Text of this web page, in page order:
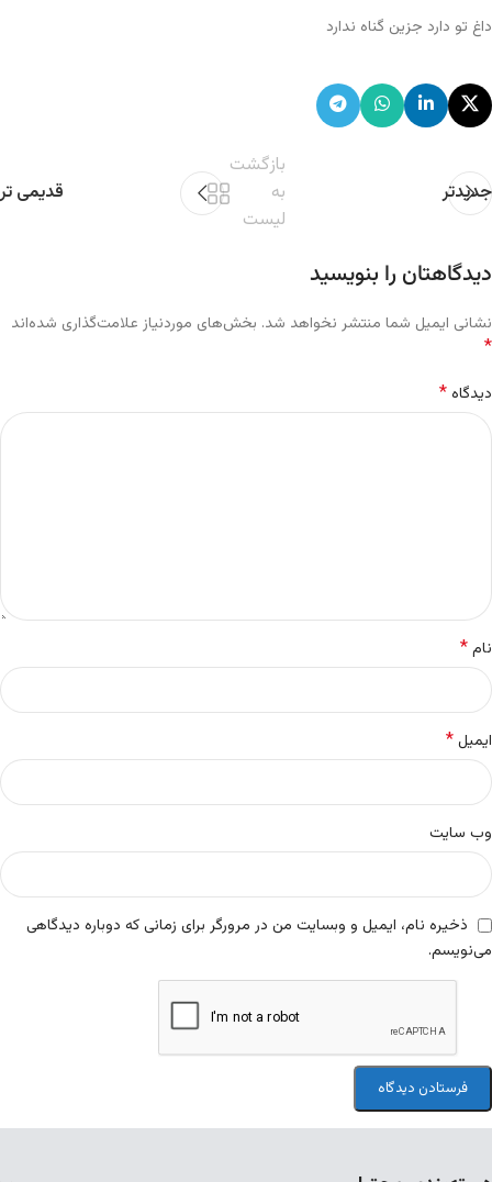
داغ تو دارد جزین گناه ندارد
جدیدتر
بازگشت
به
لیست
قدیمی تر
دیدگاهتان را بنویسید
نشانی ایمیل شما منتشر نخواهد شد. بخش‌های موردنیاز علامت‌گذاری شده‌اند
*
دیدگاه*
نام*
ایمیل*
وب‌ سایت
ذخیره نام، ایمیل و وبسایت من در مرورگر برای زمانی که دوباره دیدگاهی
می‌نویسم.